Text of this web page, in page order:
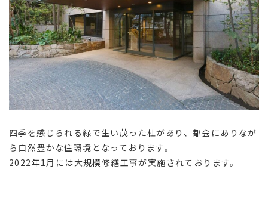
四季を感じられる緑で生い茂った杜があり、都会にありなが
ら自然豊かな住環境となっております。
2022年1月には大規模修繕工事が実施されております。